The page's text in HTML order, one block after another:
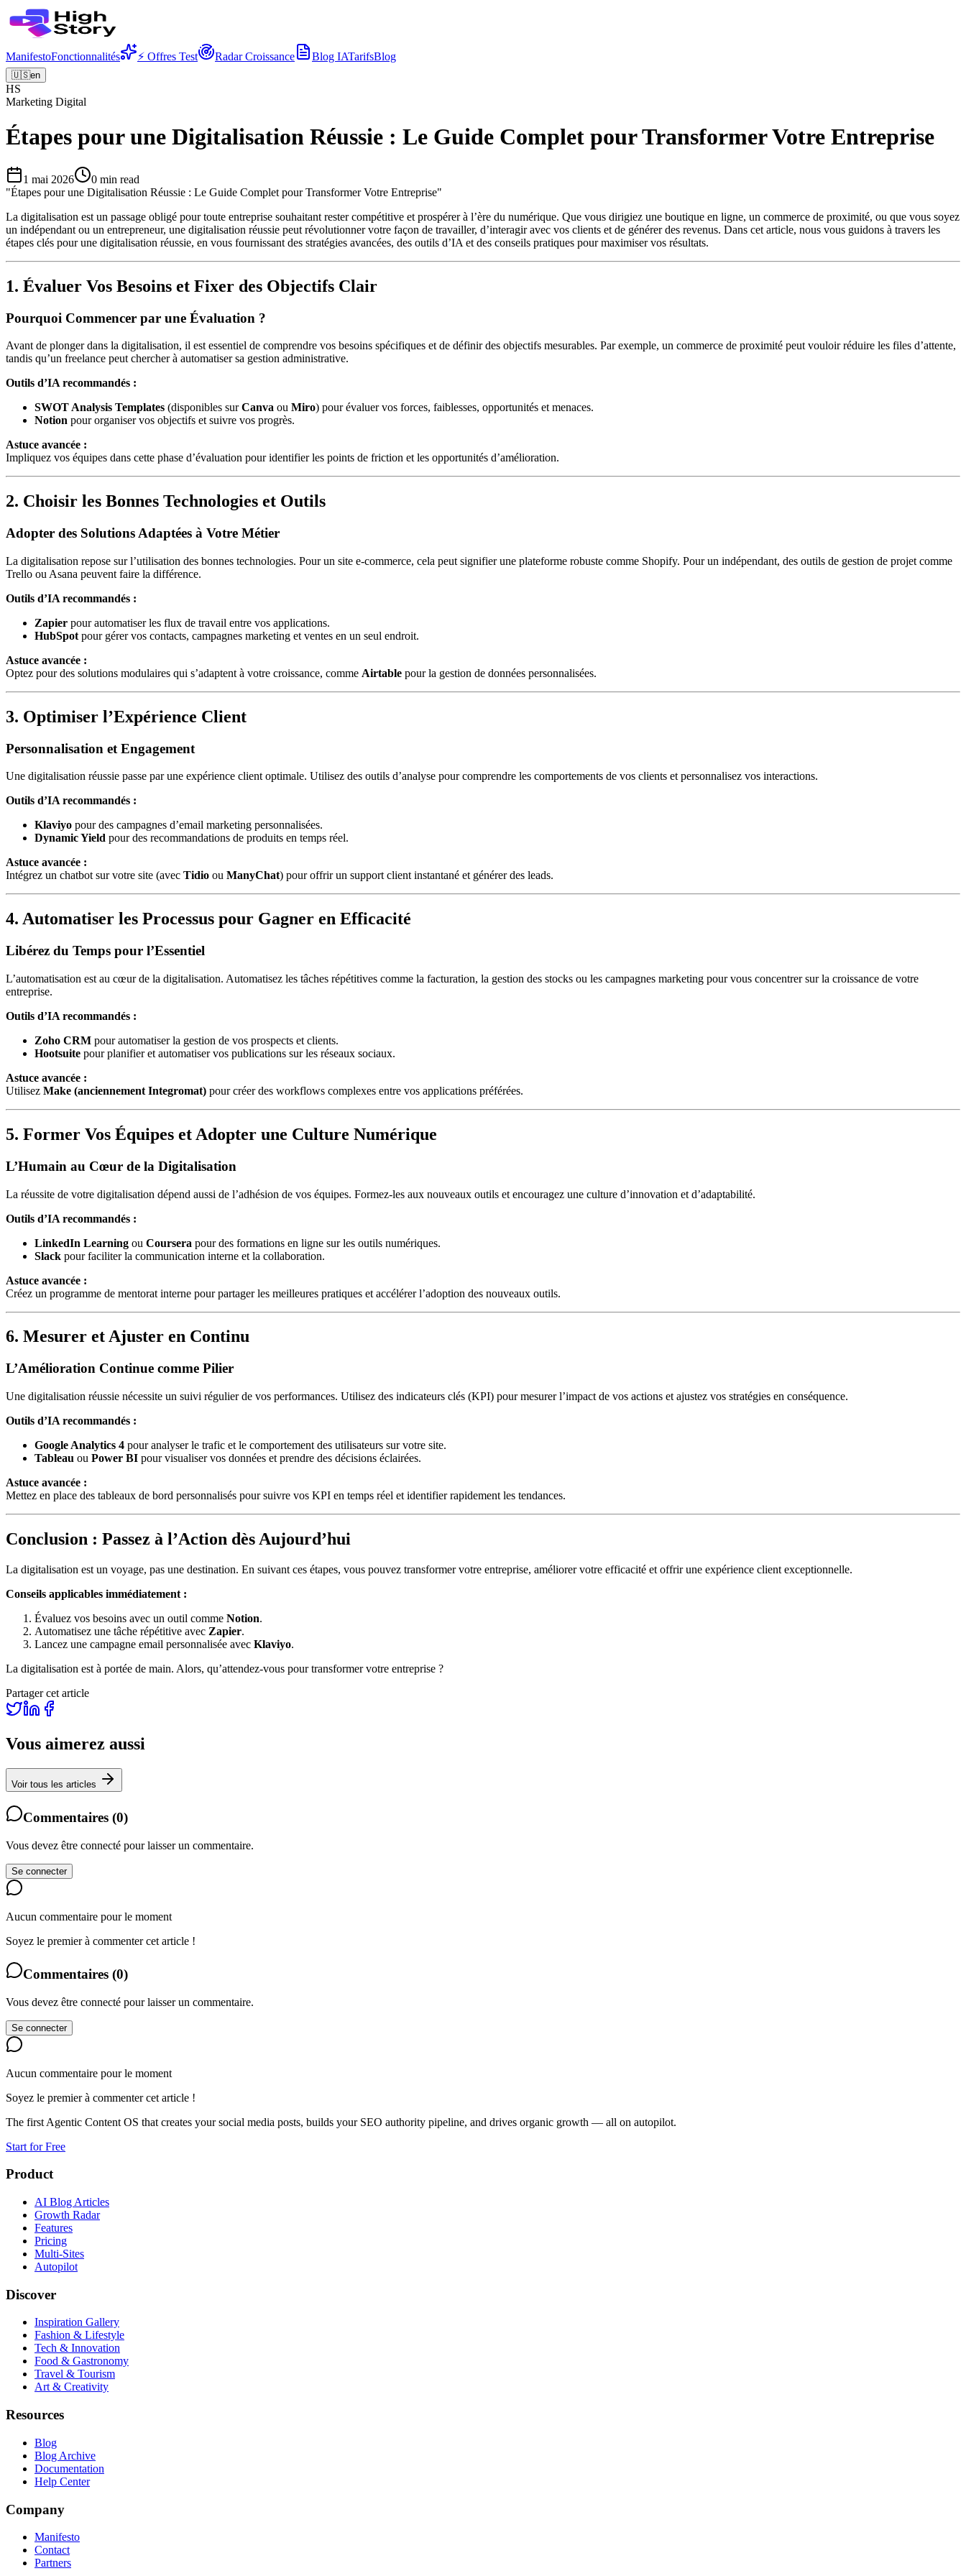
ManifestoFonctionnalités ⚡ Offres Test Radar Croissance Blog IATarifsBlog
🇺🇸en
HS
Marketing Digital
Étapes pour une Digitalisation Réussie : Le Guide Complet pour Transformer Votre Entreprise
1 mai 2026 0 min read
"Étapes pour une Digitalisation Réussie : Le Guide Complet pour Transformer Votre Entreprise"
La digitalisation est un passage obligé pour toute entreprise souhaitant rester compétitive et prospérer à l’ère du numérique. Que vous dirigiez une boutique en ligne, un commerce de proximité, ou que vous soyez
un indépendant ou un entrepreneur, une digitalisation réussie peut révolutionner votre façon de travailler, d’interagir avec vos clients et de générer des revenus. Dans cet article, nous vous guidons à travers les
étapes clés pour une digitalisation réussie, en vous fournissant des stratégies avancées, des outils d’IA et des conseils pratiques pour maximiser vos résultats.
1. Évaluer Vos Besoins et Fixer des Objectifs Clair
Pourquoi Commencer par une Évaluation ?
Avant de plonger dans la digitalisation, il est essentiel de comprendre vos besoins spécifiques et de définir des objectifs mesurables. Par exemple, un commerce de proximité peut vouloir réduire les files d’attente,
tandis qu’un freelance peut chercher à automatiser sa gestion administrative.
Outils d’IA recommandés :
SWOT Analysis Templates (disponibles surCanva ou Miro) pour évaluer vos forces, faiblesses, opportunités et menaces.
Notion pour organiser vos objectifs et suivre vos progrès.
Astuce avancée :
Impliquez vos équipes dans cette phase d’évaluation pour identifier les points de friction et les opportunités d’amélioration.
2. Choisir les Bonnes Technologies et Outils
Adopter des Solutions Adaptées à Votre Métier
La digitalisation repose sur l’utilisation des bonnes technologies. Pour un site e-commerce, cela peut signifier une plateforme robuste comme Shopify. Pour un indépendant, des outils de gestion de projet comme
Trello ou Asana peuvent faire la différence.
Outils d’IA recommandés :
Zapier pour automatiser les flux de travail entre vos applications.
HubSpot pour gérer vos contacts, campagnes marketing et ventes en un seul endroit.
Astuce avancée :
Optez pour des solutions modulaires qui s’adaptent à votre croissance, comme Airtable pour la gestion de données personnalisées.
3. Optimiser l’Expérience Client
Personnalisation et Engagement
Une digitalisation réussie passe par une expérience client optimale. Utilisez des outils d’analyse pour comprendre les comportements de vos clients et personnalisez vos interactions.
Outils d’IA recommandés :
Klaviyo pour des campagnes d’email marketing personnalisées.
Dynamic Yield pour des recommandations de produits en temps réel.
Astuce avancée :
Intégrez un chatbot sur votre site (avec Tidio ou ManyChat) pour offrir un support client instantané et générer des leads.
4. Automatiser les Processus pour Gagner en Efficacité
Libérez du Temps pour l’Essentiel
L’automatisation est au cœur de la digitalisation. Automatisez les tâches répétitives comme la facturation, la gestion des stocks ou les campagnes marketing pour vous concentrer sur la croissance de votre
entreprise.
Outils d’IA recommandés :
Zoho CRM pour automatiser la gestion de vos prospects et clients.
Hootsuite pour planifier et automatiser vos publications sur les réseaux sociaux.
Astuce avancée :
Utilisez Make (anciennement Integromat) pour créer des workflows complexes entre vos applications préférées.
5. Former Vos Équipes et Adopter une Culture Numérique
L’Humain au Cœur de la Digitalisation
La réussite de votre digitalisation dépend aussi de l’adhésion de vos équipes. Formez-les aux nouveaux outils et encouragez une culture d’innovation et d’adaptabilité.
Outils d’IA recommandés :
LinkedIn Learning ou Coursera pour des formations en ligne sur les outils numériques.
Slack pour faciliter la communication interne et la collaboration.
Astuce avancée :
Créez un programme de mentorat interne pour partager les meilleures pratiques et accélérer l’adoption des nouveaux outils.
6. Mesurer et Ajuster en Continu
L’Amélioration Continue comme Pilier
Une digitalisation réussie nécessite un suivi régulier de vos performances. Utilisez des indicateurs clés (KPI) pour mesurer l’impact de vos actions et ajustez vos stratégies en conséquence.
Outils d’IA recommandés :
Google Analytics 4 pour analyser le trafic et le comportement des utilisateurs sur votre site.
Tableau ou Power BI pour visualiser vos données et prendre des décisions éclairées.
Astuce avancée :
Mettez en place des tableaux de bord personnalisés pour suivre vos KPI en temps réel et identifier rapidement les tendances.
Conclusion : Passez à l’Action dès Aujourd’hui
La digitalisation est un voyage, pas une destination. En suivant ces étapes, vous pouvez transformer votre entreprise, améliorer votre efficacité et offrir une expérience client exceptionnelle.
Conseils applicables immédiatement :
Évaluez vos besoins avec un outil comme Notion.
Automatisez une tâche répétitive avec Zapier.
Lancez une campagne email personnalisée avec Klaviyo.
La digitalisation est à portée de main. Alors, qu’attendez-vous pour transformer votre entreprise ?
Partager cet article
Vous aimerez aussi
Voir tous les articles
Commentaires (0)
Vous devez être connecté pour laisser un commentaire.
Se connecter
Aucun commentaire pour le moment
Soyez le premier à commenter cet article !
Commentaires (0)
Vous devez être connecté pour laisser un commentaire.
Se connecter
Aucun commentaire pour le moment
Soyez le premier à commenter cet article !
The first Agentic Content OS that creates your social media posts, builds your SEO authority pipeline, and drives organic growth — all on autopilot.
Start for Free
Product
AI Blog Articles
Growth Radar
Features
Pricing
Multi-Sites
Autopilot
Discover
Inspiration Gallery
Fashion & Lifestyle
Tech & Innovation
Food & Gastronomy
Travel & Tourism
Art & Creativity
Resources
Blog
Blog Archive
Documentation
Help Center
Company
Manifesto
Contact
Partners